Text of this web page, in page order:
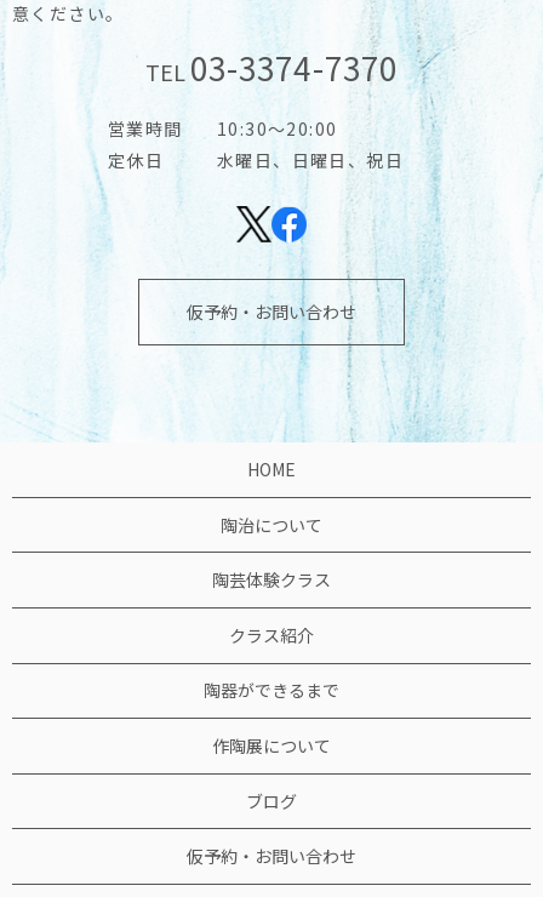
意ください。
TEL03-3374-7370
営業時間
10:30～20:00
定休日
水曜日、日曜日、祝日
仮予約・お問い合わせ
HOME
陶治について
陶芸体験クラス
クラス紹介
陶器ができるまで
作陶展について
ブログ
仮予約・お問い合わせ